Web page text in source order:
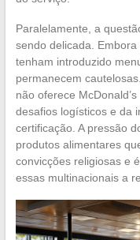
Paralelamente, a
sendo delicada.
tenham introduzido
permanecem
não oferece
desafios logísticos e da
certificação. A pressão
produtos alimentares
convicções religiosas e
essas multinacionais a